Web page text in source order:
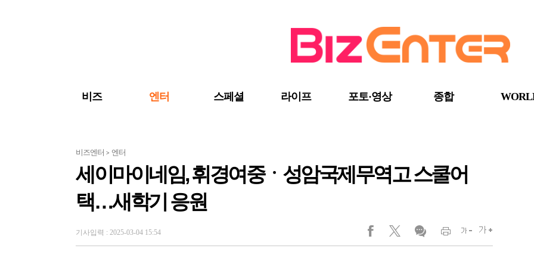
비즈 엔터 스페셜 라이프 포토·영상 종합
비즈엔터 > 엔터
세이마이네임, 휘경여중ㆍ성암국제무역고 스쿨어
택…새학기 응원
기사입력 : 2025-03-04 15:54